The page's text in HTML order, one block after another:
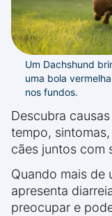
Um Dachshund
uma bola
nos fundos.
Descubra
tempo,
cães juntos com
Quando mais de
apresenta
preocupar e